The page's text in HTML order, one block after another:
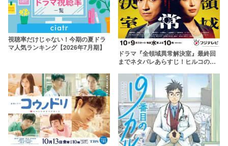
視聴率だけじゃない！今期の夏ドラ
マ人気ランキング【2026年7月期】
ドラマ『全領域異常解決室』最終回
までネタバレあらすじ！ヒルコの正